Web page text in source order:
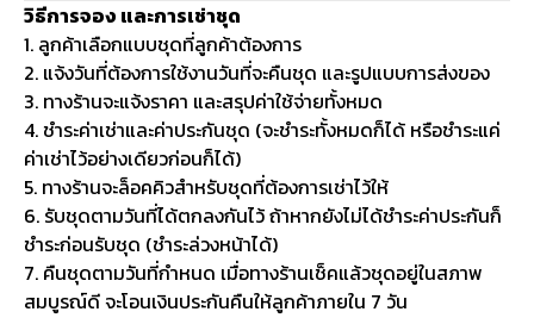
วิธีการจอง และการเช่าชุด
1. ลูกค้าเลือกแบบชุดที่ลูกค้าต้องการ
2. แจ้งวันที่ต้องการใช้งานวันที่จะคืนชุด และรูปแบบการส่งของ
3. ทางร้านจะแจ้งราคา และสรุปค่าใช้จ่ายทั้งหมด
4. ชำระค่าเช่าและค่าประกันชุด (จะชำระทั้งหมดก็ได้ หรือชำระแค่
ค่าเช่าไว้อย่างเดียวก่อนก็ได้)
5. ทางร้านจะล็อคคิวสำหรับชุดที่ต้องการเช่าไว้ให้
6. รับชุดตามวันที่ได้ตกลงกันไว้ ถ้าหากยังไม่ได้ชำระค่าประกันก็
ชำระก่อนรับชุด (ชำระล่วงหน้าได้)
7. คืนชุดตามวันที่กำหนด เมื่อทางร้านเช็คแล้วชุดอยู่ในสภาพ
สมบูรณ์ดี จะโอนเงินประกันคืนให้ลูกค้าภายใน 7 วัน